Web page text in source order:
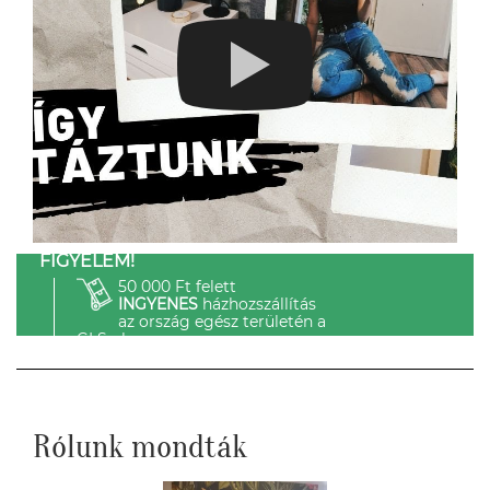
FIGYELEM!
50 000 Ft felett
INGYENESházhozszállítás
az ország egész területén a
GLS-el.
Rólunk mondták